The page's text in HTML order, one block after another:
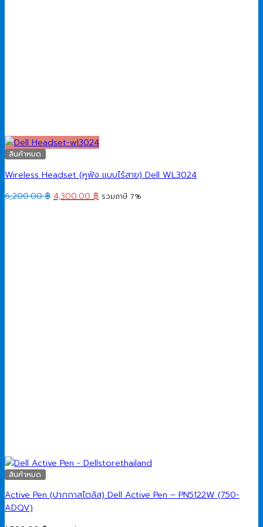
สินค้าหมด
Wireless Headset (หูฟัง แบบไร้สาย) Dell WL3024
6,200.00฿ Original
4,300.00 ฿ Current
รวมภาษี 7%
สินค้าหมด
Active Pen (ปากกาสไตลัส) Dell Active Pen – PN5122W (750-
ADQV)